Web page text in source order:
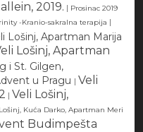
2019. | Prosinac 2019
-Kranio-sakralna terapija |
Lošinj, Apartman Marija
Lošinj, Apartman
i St. Gilgen,
u Pragu | Veli
| Veli Lošinj,
Kuća Darko, Apartman Meri
Budimpešta